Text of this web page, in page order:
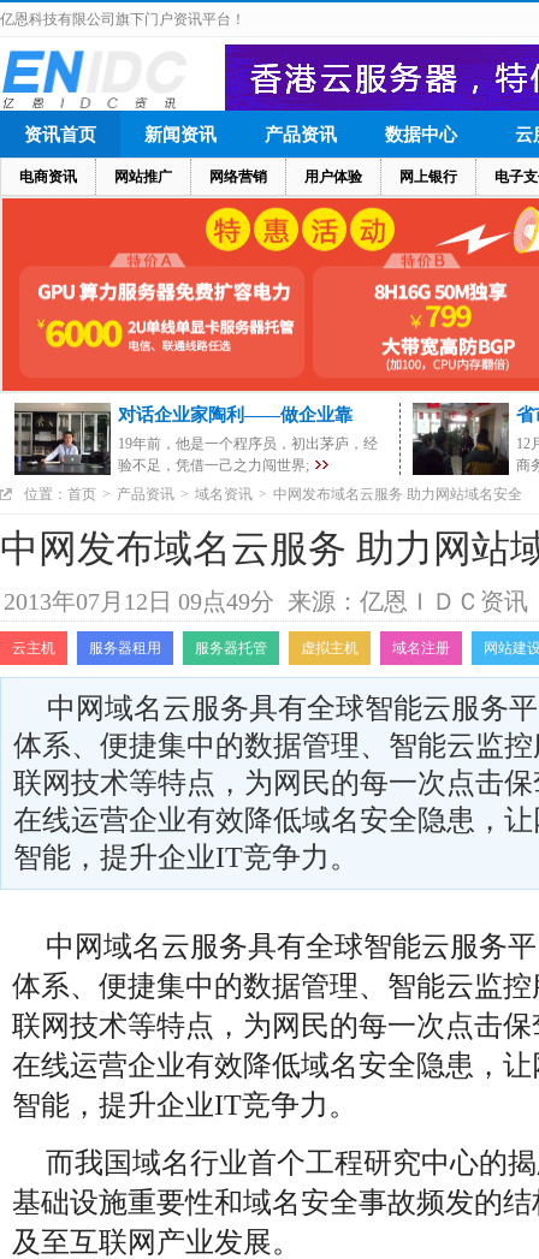
亿恩科技有限公司旗下门户资讯平台！
资讯首页
电商资讯 网站推广 网络营销 用户体验 网上银行 电子
新闻资讯 产品资讯 数据中心 云
对话企业家陶利——做企业靠
19年前，他是一个程序员，初出茅庐，经
验不足，凭借一己之力闯世界;
省
12
商
位置： 首页 > 产品资讯 > 域名资讯 > 中网发布域名云服务 助力网站域名安全
中网发布域名云服务 助力网站
2013年07月12日 09点49分 来源：亿恩ＩＤＣ资讯
云主机 服务器租用 服务器托管 虚拟主机 域名注册 网站建
中网域名云服务具有全球智能云服务
体系、便捷集中的数据管理、智能云监
联网技术等特点，为网民的每一次点击
在线运营企业有效降低域名安全隐患，
智能，提升企业IT竞争力。
中网域名云服务具有全球智能云服务
体系、便捷集中的数据管理、智能云监
联网技术等特点，为网民的每一次点击
在线运营企业有效降低域名安全隐患，
智能，提升企业IT竞争力。
而我国域名行业首个工程研究中心的
基础设施重要性和域名安全事故频发的
及至互联网产业发展。